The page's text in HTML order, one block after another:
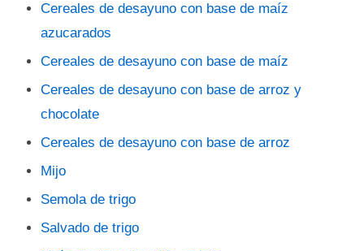
Cereales de desayuno con base de maíz
azucarados
Cereales de desayuno con base de maíz
Cereales de desayuno con base de arroz y
chocolate
Cereales de desayuno con base de arroz
Mijo
Semola de trigo
Salvado de trigo